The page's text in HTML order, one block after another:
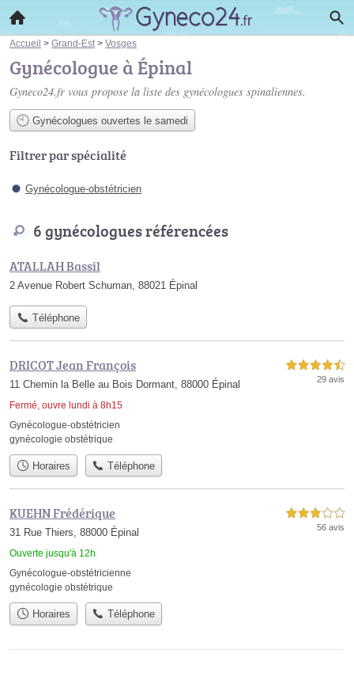
Accueil > Grand-Est > Vosges
Gynécologue à Épinal
Gyneco24.fr vous propose la liste des gynécologues spinaliennes.
Gynécologues ouvertes le samedi
Filtrer par spécialité
Gynécologue-obstétricien
6 gynécologues référencées
ATALLAH Bassil
2 Avenue Robert Schuman, 88021 Épinal
Téléphone
DRICOT Jean François
11 Chemin la Belle au Bois Dormant, 88000 Épinal
Fermé, ouvre lundi à 8h15
4,5 étoiles sur 5
29 avis
Gynécologue-obstétricien
gynécologie obstétrique
Horaires Téléphone
KUEHN Frédérique
31 Rue Thiers, 88000 Épinal
Ouverte jusqu'à 12h
3,0 étoiles sur 5
56 avis
Gynécologue-obstétricienne
gynécologie obstétrique
Horaires Téléphone